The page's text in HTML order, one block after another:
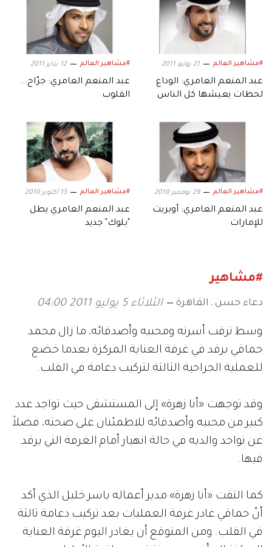
#مشاهير العالم 21 يوليو 2011
عبد المنعم العامري: الوداع
لحظات يعيشها كل الناس
#مشاهير العالم 12 يناير 2011
عبد المنعم العامري: جرّاح...
القلوب
#مشاهير العالم 29 نوفمبر 2010
عبد المنعم العامري: أوبريت
للإمارات
#مشاهير العالم 13 أكتوبر 2010
عبد المنعم العامري يطل
"بلوك" جديد
#مشاهير
دعاء حسن ـ القاهرة الثلاثاء 5 يوليو 2011 04:00
وسط ترقب أسرته ومحبيه وأصدقائه، ما زال محمد
حماقي يرقد في غرفة العناية المركزة بعدما خضع
للعملية الجراحية الثالثة لتركيب دعامة في القلب.
وقد توجهت «أنا زهرة» إلى المستشفى حيث تواجد عدد
كبير من محبيه وأصدقائه للاطمئنان على صحته، فضلاً
عن تواجد والديه في حالة انهيار أمام الغرفة التي يرقد
فيها.
كما التقت «أنا زهرة» مدير أعماله ياسر خليل الذي أكد
أنّ حماقي غادر غرفة العمليات بعد تركيب دعامة ثالثة
في القلب. ومن المتوقع أن يغادر اليوم غرفة العناية